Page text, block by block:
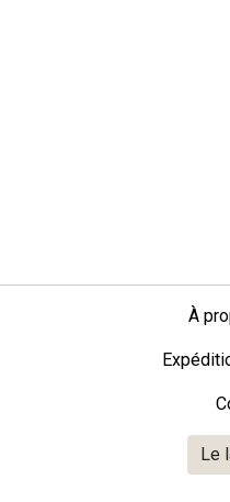
À
Le